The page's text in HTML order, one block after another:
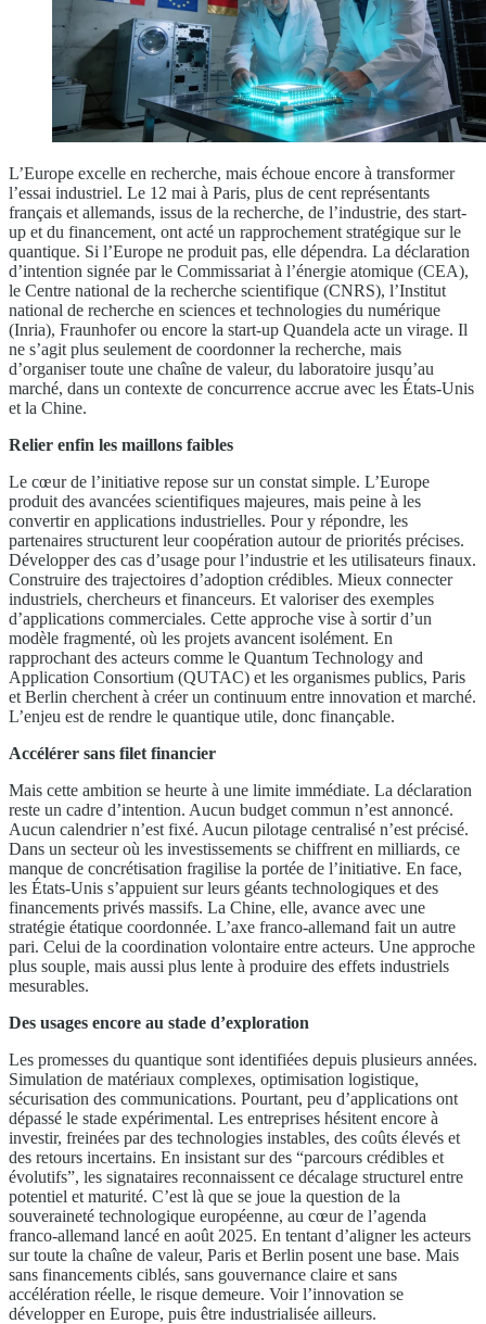
L’Europe excelle en recherche, mais échoue encore à transformer
l’essai industriel. Le 12 mai à Paris, plus de cent représentants
français et allemands, issus de la recherche, de l’industrie, des start-
up et du financement, ont acté un rapprochement stratégique sur le
quantique. Si l’Europe ne produit pas, elle dépendra. La déclaration
d’intention signée par le Commissariat à l’énergie atomique (CEA),
le Centre national de la recherche scientifique (CNRS), l’Institut
national de recherche en sciences et technologies du numérique
(Inria), Fraunhofer ou encore la start-up Quandela acte un virage. Il
ne s’agit plus seulement de coordonner la recherche, mais
d’organiser toute une chaîne de valeur, du laboratoire jusqu’au
marché, dans un contexte de concurrence accrue avec les États-Unis
et la Chine.
Relier enfin les maillons faibles
Le cœur de l’initiative repose sur un constat simple. L’Europe
produit des avancées scientifiques majeures, mais peine à les
convertir en applications industrielles. Pour y répondre, les
partenaires structurent leur coopération autour de priorités précises.
Développer des cas d’usage pour l’industrie et les utilisateurs finaux.
Construire des trajectoires d’adoption crédibles. Mieux connecter
industriels, chercheurs et financeurs. Et valoriser des exemples
d’applications commerciales. Cette approche vise à sortir d’un
modèle fragmenté, où les projets avancent isolément. En
rapprochant des acteurs comme le Quantum Technology and
Application Consortium (QUTAC) et les organismes publics, Paris
et Berlin cherchent à créer un continuum entre innovation et marché.
L’enjeu est de rendre le quantique utile, donc finançable.
Accélérer sans filet financier
Mais cette ambition se heurte à une limite immédiate. La déclaration
reste un cadre d’intention. Aucun budget commun n’est annoncé.
Aucun calendrier n’est fixé. Aucun pilotage centralisé n’est précisé.
Dans un secteur où les investissements se chiffrent en milliards, ce
manque de concrétisation fragilise la portée de l’initiative. En face,
les États-Unis s’appuient sur leurs géants technologiques et des
financements privés massifs. La Chine, elle, avance avec une
stratégie étatique coordonnée. L’axe franco-allemand fait un autre
pari. Celui de la coordination volontaire entre acteurs. Une approche
plus souple, mais aussi plus lente à produire des effets industriels
mesurables.
Des usages encore au stade d’exploration
Les promesses du quantique sont identifiées depuis plusieurs années.
Simulation de matériaux complexes, optimisation logistique,
sécurisation des communications. Pourtant, peu d’applications ont
dépassé le stade expérimental. Les entreprises hésitent encore à
investir, freinées par des technologies instables, des coûts élevés et
des retours incertains. En insistant sur des “parcours crédibles et
évolutifs”, les signataires reconnaissent ce décalage structurel entre
potentiel et maturité. C’est là que se joue la question de la
souveraineté technologique européenne, au cœur de l’agenda
franco-allemand lancé en août 2025. En tentant d’aligner les acteurs
sur toute la chaîne de valeur, Paris et Berlin posent une base. Mais
sans financements ciblés, sans gouvernance claire et sans
accélération réelle, le risque demeure. Voir l’innovation se
développer en Europe, puis être industrialisée ailleurs.